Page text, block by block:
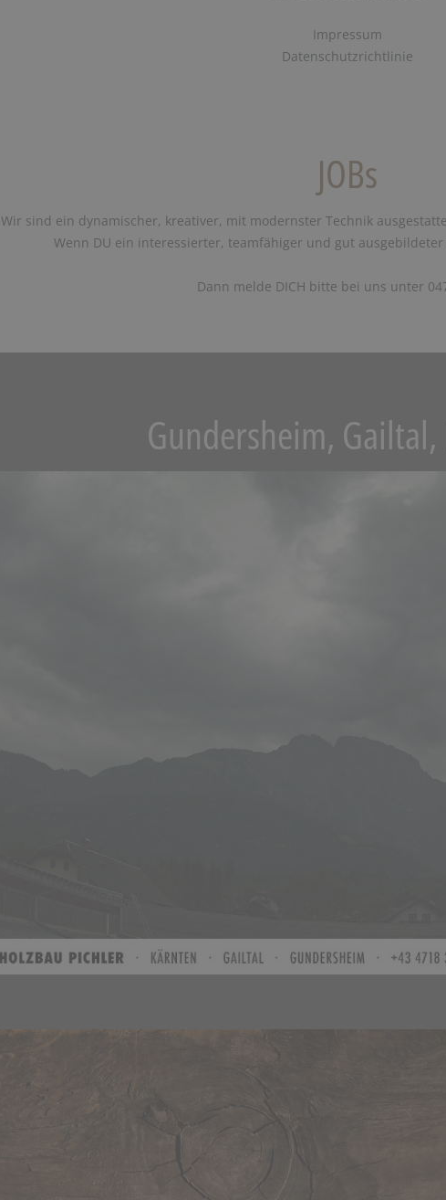
Impressum
Datenschutzrichtlinie
JOBs
Wir sind ein dynamischer, kreativer, mit modernster Technik
Wenn DU ein interessierter, teamfähiger und gut
Dann melde DICH bitte bei uns unter
Gundersheim,